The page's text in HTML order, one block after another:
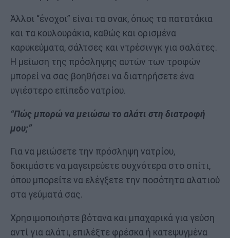
Άλλοι “ένοχοι” είναι τα σνακ, όπως τα πατατάκια
και τα κουλουράκια, καθώς και ορισμένα
καρυκεύματα, σάλτσες και ντρέσινγκ για σαλάτες.
Η μείωση της πρόσληψης αυτών των τροφών
μπορεί να σας βοηθήσει να διατηρήσετε ένα
υγιέστερο επίπεδο νατρίου.
“Πώς μπορώ να μειώσω το αλάτι στη διατροφή
μου;”
Για να μειώσετε την πρόσληψη νατρίου,
δοκιμάστε να μαγειρεύετε συχνότερα στο σπίτι,
όπου μπορείτε να ελέγξετε την ποσότητα αλατιού
στα γεύματά σας.
Χρησιμοποιήστε βότανα και μπαχαρικά για γεύση
αντί για αλάτι, επιλέξτε φρέσκα ή κατεψυγμένα